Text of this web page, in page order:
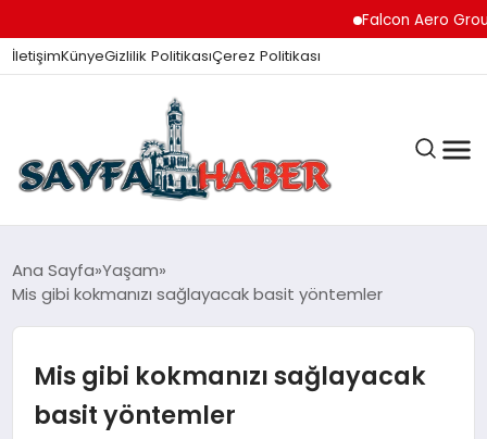
Falcon Aero Group,
İletişimKünyeGizlilik PolitikasıÇerez Politikası
ANA SAYFA
İZMIR HABERLERI
Ana Sayfa Yaşam
Mis gibi kokmanızı sağlayacak basit yöntemler
Mis gibi kokmanızı sağlayacak
basit yöntemler